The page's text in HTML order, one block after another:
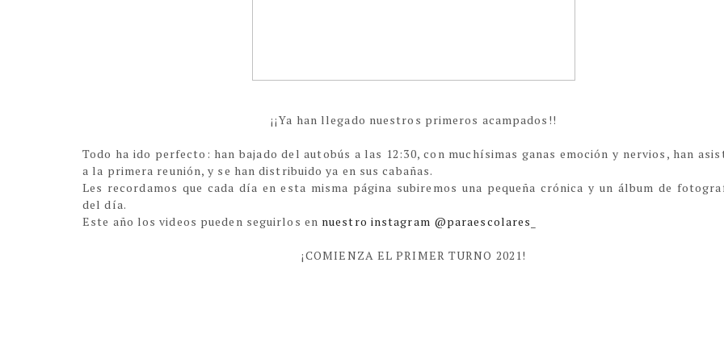
¡¡Ya han llegado nuestros primeros acampados!!
Todo ha ido perfecto: han bajado del autobús a las 12:30, con muchísimas ganas emoción y nervios, han
a la primera reunión, y se han distribuido ya en sus cabañas.
Les recordamos que cada día en esta misma página subiremos una pequeña crónica y un álbum de
del día.
Este año los videos pueden seguirlos en nuestro instagram @paraescolares_
¡COMIENZA EL PRIMER TURNO 2021!